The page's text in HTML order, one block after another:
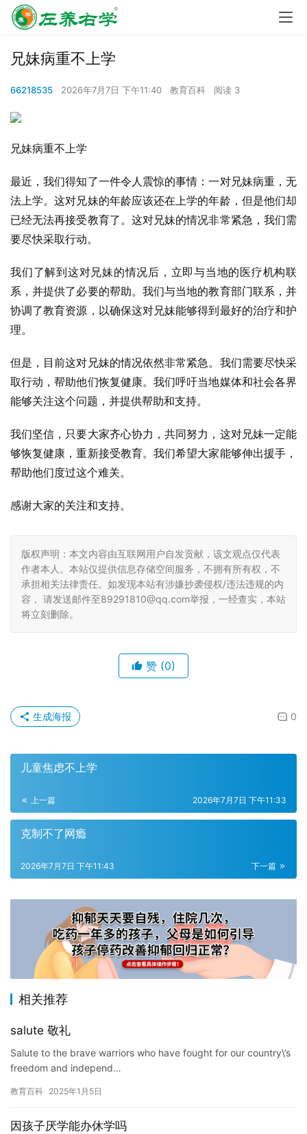
兄妹病重不上学
66218535 2026年7月7日 下午11:40 教育百科 阅读 3
兄妹病重不上学
最近，我们得知了一件令人震惊的事情：一对兄妹病重，无
法上学。这对兄妹的年龄应该还在上学的年龄，但是他们却
已经无法再接受教育了。这对兄妹的情况非常紧急，我们需
要尽快采取行动。
我们了解到这对兄妹的情况后，立即与当地的医疗机构联
系，并提供了必要的帮助。我们与当地的教育部门联系，并
协调了教育资源，以确保这对兄妹能够得到最好的治疗和护
理。
但是，目前这对兄妹的情况依然非常紧急。我们需要尽快采
取行动，帮助他们恢复健康。我们呼吁当地媒体和社会各界
能够关注这个问题，并提供帮助和支持。
我们坚信，只要大家齐心协力，共同努力，这对兄妹一定能
够恢复健康，重新接受教育。我们希望大家能够伸出援手，
帮助他们度过这个难关。
感谢大家的关注和支持。
版权声明：本文内容由互联网用户自发贡献，该文观点仅代表
作者本人。本站仅提供信息存储空间服务，不拥有所有权，不
承担相关法律责任。如发现本站有涉嫌抄袭侵权/违法违规的内
容， 请发送邮件至89291810@qq.com举报，一经查实，本站
将立刻删除。
赞 (0)
0
生成海报
儿童焦虑不上学
上一篇 2026年7月7日 下午11:33
克制不了网瘾
下一篇
2026年7月7日 下午11:43
相关推荐
salute 敬礼
Salute to the brave warriors who have fought for our country\’s
freedom and independ…
教育百科 2025年1月5日
因孩子厌学能办休学吗